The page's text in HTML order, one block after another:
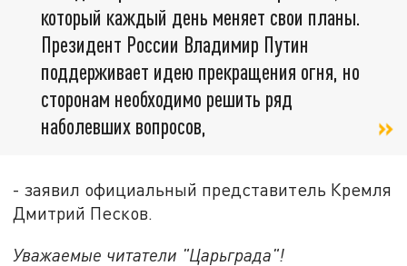
который каждый день меняет свои планы.
Президент России Владимир Путин
поддерживает идею прекращения огня, но
сторонам необходимо решить ряд
наболевших вопросов,
- заявил официальный представитель Кремля
Дмитрий Песков.
Уважаемые читатели "Царьграда"!